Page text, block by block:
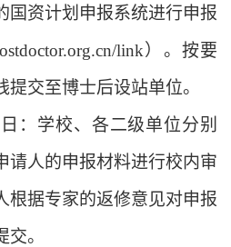
国资计划申报系统进行申报
link）。按要
交至博士后设站单位。
日：学校、各二级单位分别
请人的申报材料进行校内审
根据专家的返修意见对申报
。